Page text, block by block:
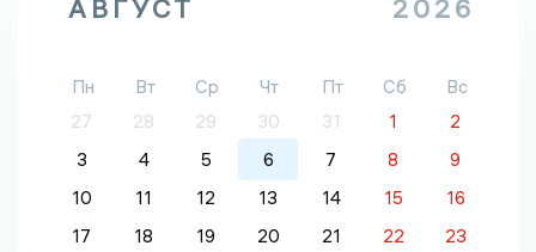
АВГУСТ 2026
Пн Вт Ср Чт Пт Сб
Вс
27
28 29 30 31 1
2
3
4 5 6 7 8
9
10
11 12 13 14 15
16
17
18 19 20 21 22
23